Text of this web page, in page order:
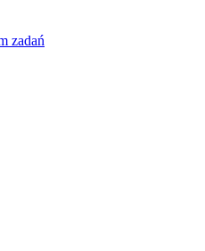
zadań